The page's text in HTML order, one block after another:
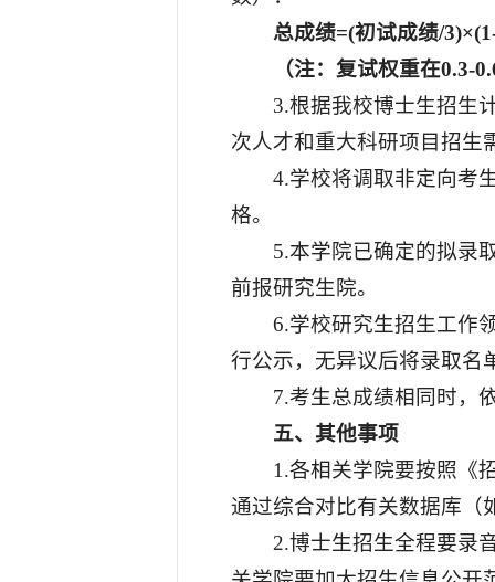
总成绩=(初试成绩/
（注：复试权重在0.3-
3.根据我校博士生招生
次人才和重大科研项目招生
4.学校将调取非定向考
格。
5.本学院已确定的拟录
前报研究生院。
6.学校研究生招生工作
行公示，无异议后将录取名
7.考生总成绩相同时，
五、其他事项
1.各相关学院要按照《
通过综合对比有关数据库（
2.博士生招生全程要录